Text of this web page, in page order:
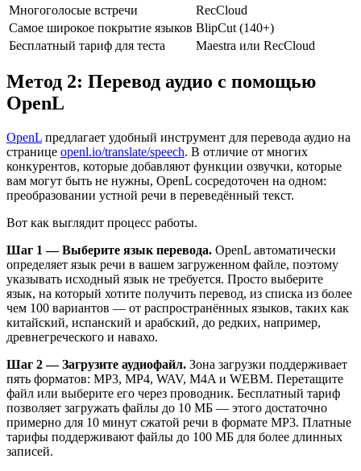
Многоголосые встречи
RecCloud
Самое широкое покрытие языков BlipCut (140+)
Бесплатный тариф для теста
Maestra или RecCloud
Метод 2: Перевод аудио с помощью
OpenL
OpenL предлагает удобный инструмент для перевода аудио на
странице openl.io/translate/speech. В отличие от многих
конкурентов, которые добавляют функции озвучки, которые
вам могут быть не нужны, OpenL сосредоточен на одном:
преобразовании устной речи в переведённый текст.
Вот как выглядит процесс работы.
Шаг 1 — Выберите язык перевода. OpenL автоматически
определяет язык речи в вашем загруженном файле, поэтому
указывать исходный язык не требуется. Просто выберите
язык, на который хотите получить перевод, из списка из более
чем 100 вариантов — от распространённых языков, таких как
китайский, испанский и арабский, до редких, например,
древнегреческого и навахо.
Шаг 2 — Загрузите аудиофайл. Зона загрузки поддерживает
пять форматов: MP3, MP4, WAV, M4A и WEBM. Перетащите
файл или выберите его через проводник. Бесплатный тариф
позволяет загружать файлы до 10 МБ — этого достаточно
примерно для 10 минут сжатой речи в формате MP3. Платные
тарифы поддерживают файлы до 100 МБ для более длинных
записей.